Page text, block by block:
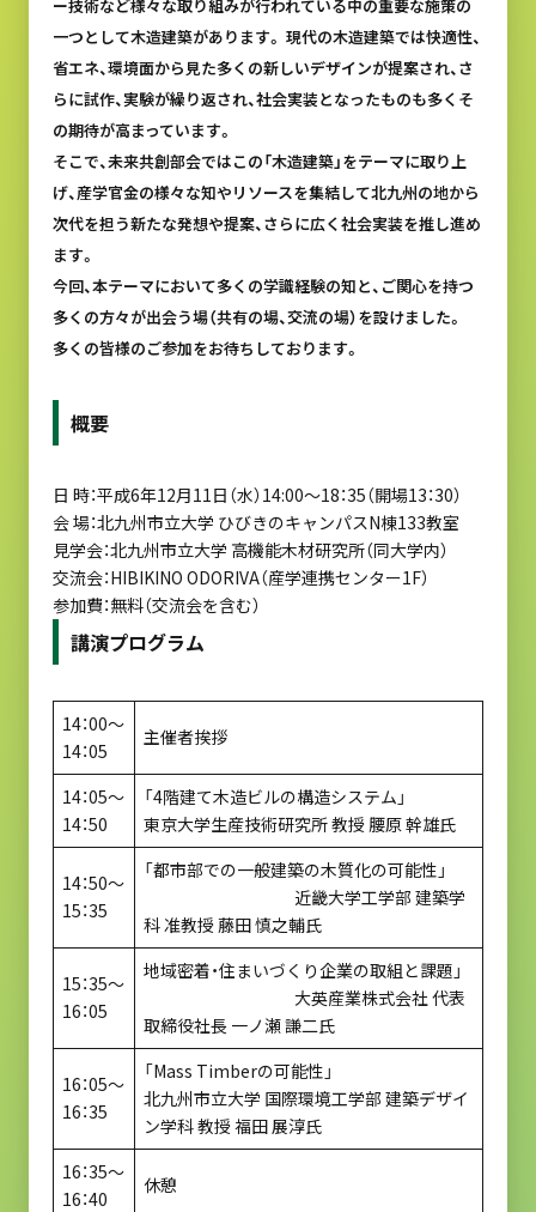
ー技術など様々な取り組みが行われている中の重要な施策の
一つとして木造建築があります。 現代の木造建築では快適性、
省エネ、環境面から見た多くの新しいデザインが提案され、さ
らに試作、実験が繰り返され、社会実装となったものも多くそ
の期待が高まっています。
そこで、未来共創部会ではこの「木造建築」をテーマに取り上
げ、産学官金の様々な知やリソースを集結して北九州の地から
次代を担う新たな発想や提案、さらに広く社会実装を推し進め
ます。
今回、本テーマにおいて多くの学識経験の知と、ご関心を持つ
多くの方々が出会う場（共有の場、交流の場）を設けました。
多くの皆様のご参加をお待ちしております。
概要
日 時：平成6年12月11日（水）14:00～18：35（開場13：30）
会 場：北九州市立大学 ひびきのキャンパスN棟133教室
見学会：北九州市立大学 高機能木材研究所（同大学内）
交流会：HIBIKINO ODORIVA（産学連携センター1F）
参加費：無料（交流会を含む）
講演プログラム
14：00～
14：05
主催者挨拶
14：05～
14：50
「4階建て木造ビルの構造システム」
東京大学生産技術研究所 教授 腰原 幹雄氏
14：50～
15：35
「都市部での一般建築の木質化の可能性」
近畿大学工学部 建築学
科 准教授 藤田 慎之輔氏
15：35～
16：05
地域密着・住まいづくり企業の取組と課題」
大英産業株式会社 代表
取締役社長 一ノ瀬 謙二氏
16：05～
16：35
「Mass Timberの可能性」
北九州市立大学 国際環境工学部 建築デザイ
ン学科 教授 福田 展淳氏
16：35～
16：40
休憩